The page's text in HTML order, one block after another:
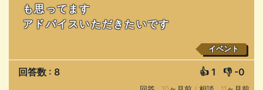
も思ってます
アドバイスいただきたいです
イベント
回答数 : 8 👍 1 👎 -0